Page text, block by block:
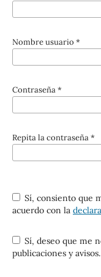
Nombre usuario *
Contraseña*
Repita la contraseña*
Sí, consiento que mis datos se recopilen y se almacenen de
acuerdo con la
Sí, deseo que me notifiquen acerca de nuevas
publicaciones y avisos.